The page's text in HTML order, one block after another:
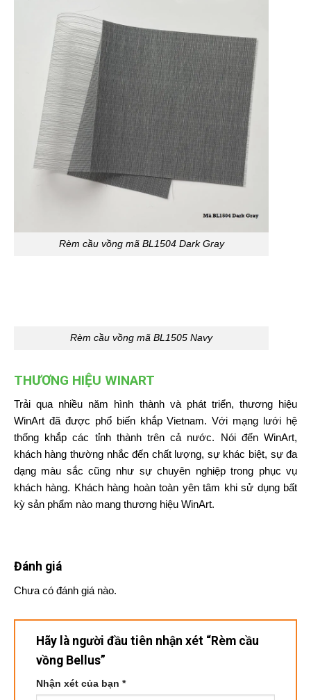
Rèm cầu vồng mã BL1504 Dark Gray
Rèm cầu vồng mã BL1505 Navy
THƯƠNG HIỆU WINART
Trải qua nhiều năm hình thành và phát triển, thương hiệu
WinArt đã được phổ biến khắp Vietnam. Với mạng lưới hệ
thống khắp các tỉnh thành trên cả nước. Nói đến WinArt,
khách hàng thường nhắc đến chất lượng, sự khác biệt, sự đa
dạng màu sắc cũng như sự chuyên nghiệp trong phục vụ
khách hàng. Khách hàng hoàn toàn yên tâm khi sử dụng bất
kỳ sản phẩm nào mang thương hiệu WinArt.
Đánh giá
Chưa có đánh giá nào.
Hãy là người đầu tiên nhận xét “Rèm cầu
vồng Bellus”
Nhận xét của bạn *